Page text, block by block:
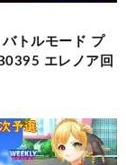
トルモード プ
エレノア回